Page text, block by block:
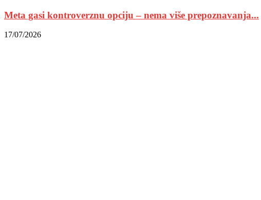
Meta gasi kontroverznu opciju – nema više prepoznavanja...
17/07/2026